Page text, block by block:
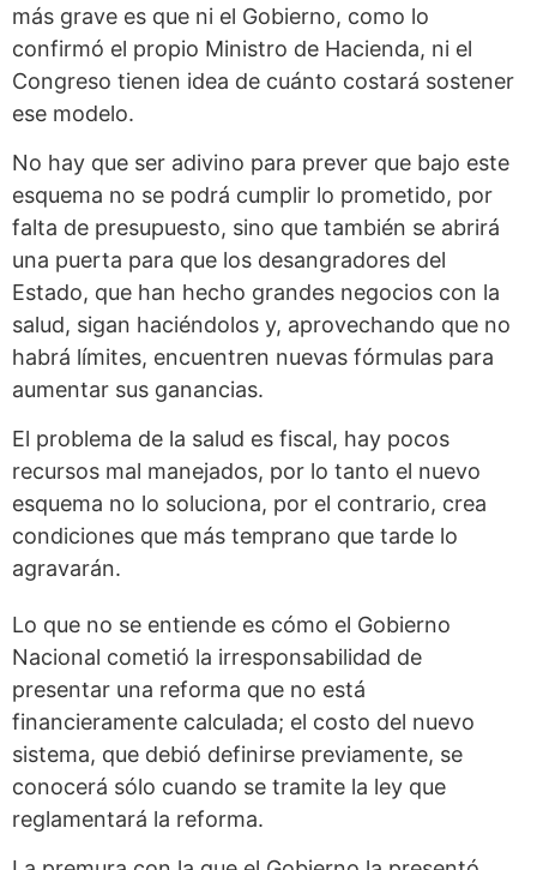
más grave es que ni el Gobierno, como lo
confirmó el propio Ministro de Hacienda, ni el
Congreso tienen idea de cuánto costará sostener
ese modelo.
No hay que ser adivino para prever que bajo este
esquema no se podrá cumplir lo prometido, por
falta de presupuesto, sino que también se abrirá
una puerta para que los desangradores del
Estado, que han hecho grandes negocios con la
salud, sigan haciéndolos y, aprovechando que no
habrá límites, encuentren nuevas fórmulas para
aumentar sus ganancias.
El problema de la salud es fiscal, hay pocos
recursos mal manejados, por lo tanto el nuevo
esquema no lo soluciona, por el contrario, crea
condiciones que más temprano que tarde lo
agravarán.
Lo que no se entiende es cómo el Gobierno
Nacional cometió la irresponsabilidad de
presentar una reforma que no está
financieramente calculada; el costo del nuevo
sistema, que debió definirse previamente, se
conocerá sólo cuando se tramite la ley que
reglamentará la reforma.